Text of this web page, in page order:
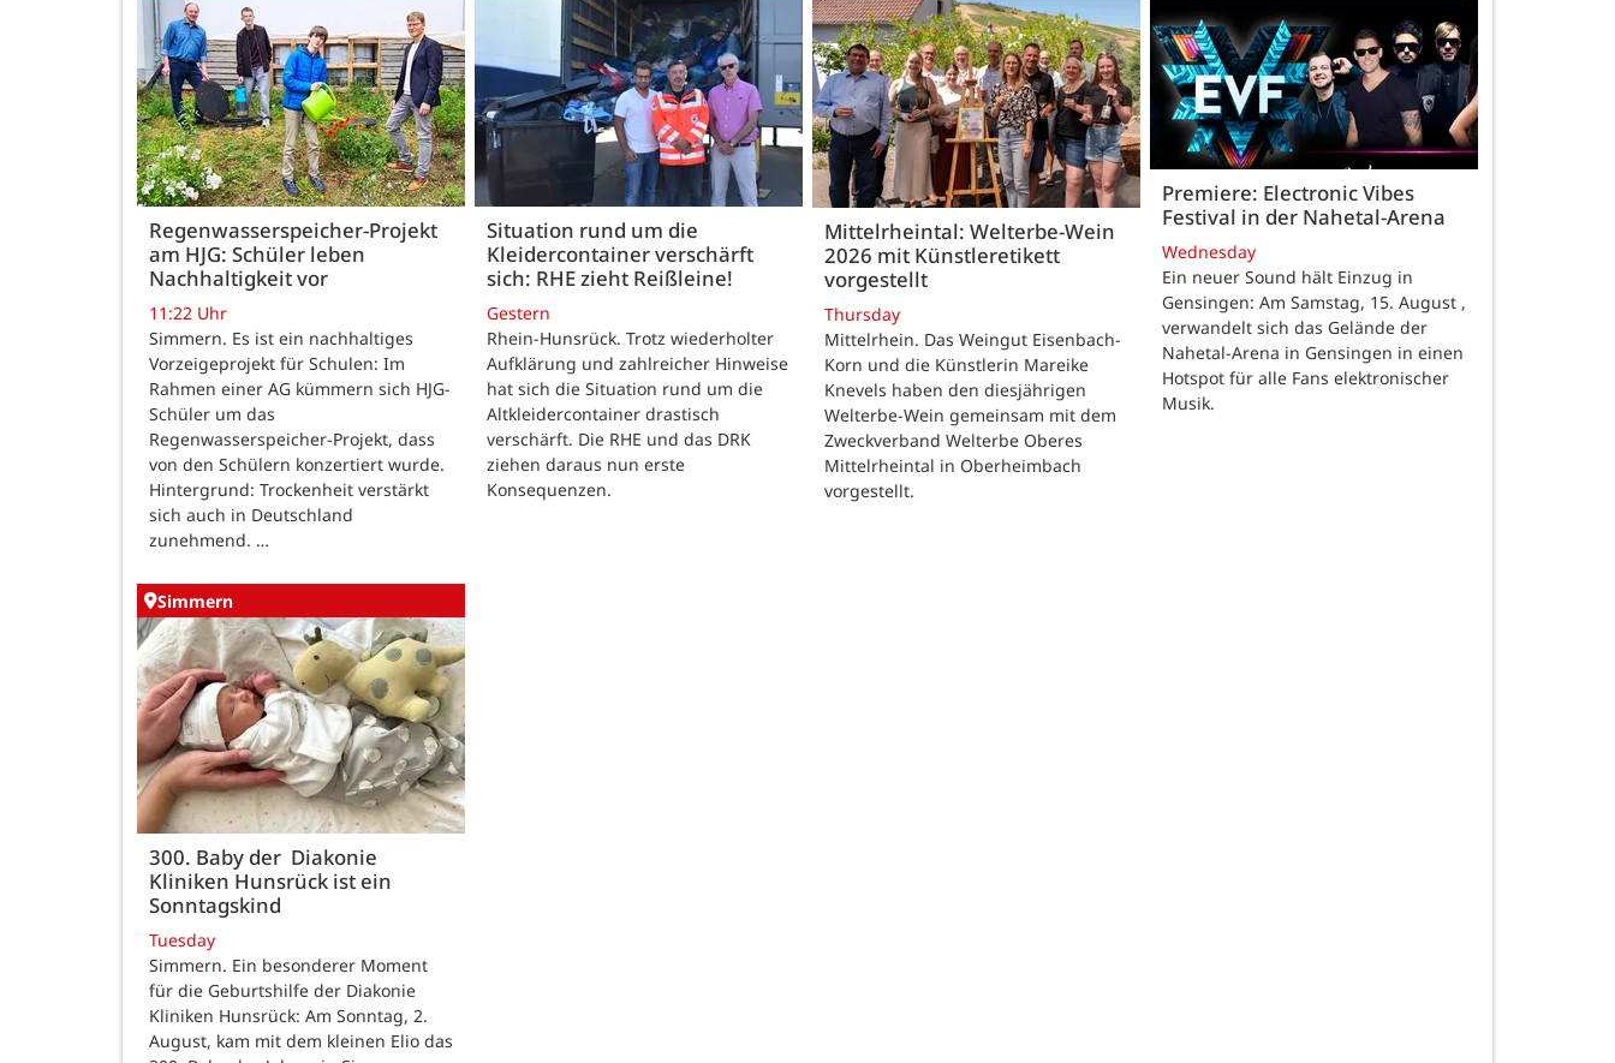
Regenwasserspeicher-Projekt
am HJG: Schüler leben
Nachhaltigkeit vor
11:22 Uhr
Simmern. Es ist ein nachhaltiges
Vorzeigeprojekt für Schulen: Im
Rahmen einer AG kümmern sich HJG-
Schüler um das
Regenwasserspeicher-Projekt, dass
von den Schülern konzertiert wurde.
Hintergrund: Trockenheit verstärkt
sich auch in Deutschland
zunehmend. …
Situation rund um die
Kleidercontainer verschärft
sich: RHE zieht Reißleine!
Gestern
Rhein-Hunsrück. Trotz wiederholter
Aufklärung und zahlreicher Hinweise
hat sich die Situation rund um die
Altkleidercontainer drastisch
verschärft. Die RHE und das DRK
ziehen daraus nun erste
Konsequenzen.
Mittelrheintal: Welterbe-Wein
2026 mit Künstleretikett
vorgestellt
Thursday
Mittelrhein. Das Weingut Eisenbach-
Korn und die Künstlerin Mareike
Knevels haben den diesjährigen
Welterbe-Wein gemeinsam mit dem
Zweckverband Welterbe Oberes
Mittelrheintal in Oberheimbach
vorgestellt.
Premiere: Electronic Vibes
Festival in der Nahetal-Arena
Wednesday
Ein neuer Sound hält Einzug in
Gensingen: Am Samstag, 15. August ,
verwandelt sich das Gelände der
Nahetal-Arena in Gensingen in einen
Hotspot für alle Fans elektronischer
Musik.
Simmern
300. Baby der Diakonie
Kliniken Hunsrück ist ein
Sonntagskind
Tuesday
Simmern. Ein besonderer Moment
für die Geburtshilfe der Diakonie
Kliniken Hunsrück: Am Sonntag, 2.
August, kam mit dem kleinen Elio das